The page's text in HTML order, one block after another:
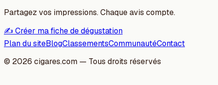
Partagez vos impressions. Chaque avis compte.
✍️ Créer ma fiche de dégustation
Plan du siteBlogClassementsCommunautéContact
© 2026 cigares.com — Tous droits réservés